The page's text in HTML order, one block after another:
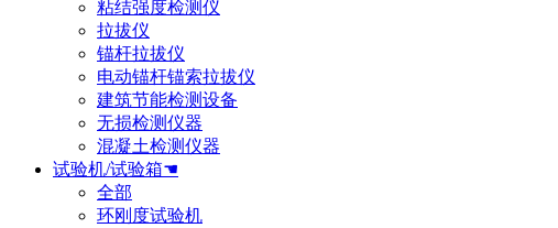
粘结强度检测仪
拉拔仪
锚杆拉拔仪
电动锚杆锚索拉拔仪
建筑节能检测设备
无损检测仪器
混凝土检测仪器
试验机/试验箱☚
全部
环刚度试验机